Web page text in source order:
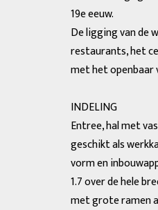
19e eeuw.
De ligging van de
restaurants, het
met het openbaar
INDELING
Entree, hal met
geschikt als
vorm en
1.7 over de hele
met grote ramen